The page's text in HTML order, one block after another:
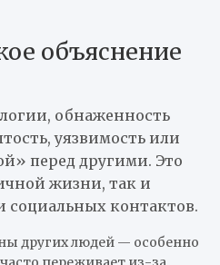
объяснение
обнаженность
уязвимость или
перед другими. Это
жизни, так и
социальных контактов.
других людей — особенно